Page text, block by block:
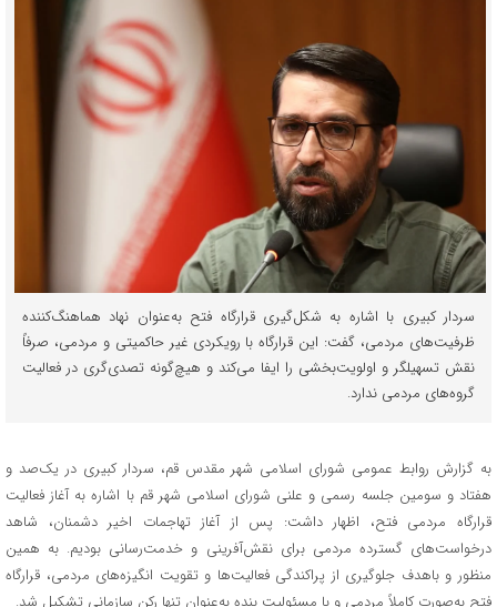
سردار کبیری با اشاره به شکل‌گیری قرارگاه فتح به‌عنوان نهاد هماهنگ‌کننده
ظرفیت‌های مردمی، گفت: این قرارگاه با رویکردی غیر حاکمیتی و مردمی، صرفاً
نقش تسهیلگر و اولویت‌بخشی را ایفا می‌کند و هیچ‌گونه تصدی‌گری در فعالیت
گروه‌های مردمی ندارد.
به گزارش روابط عمومی شورای اسلامی شهر مقدس قم، سردار کبیری در یک‌صد و
هفتاد و سومین جلسه رسمی و علنی شورای اسلامی شهر قم با اشاره به آغاز فعالیت
قرارگاه مردمی فتح، اظهار داشت: پس از آغاز تهاجمات اخیر دشمنان، شاهد
درخواست‌های گسترده مردمی برای نقش‌آفرینی و خدمت‌رسانی بودیم. به همین
منظور و باهدف جلوگیری از پراکندگی فعالیت‌ها و تقویت انگیزه‌های مردمی، قرارگاه
فتح به‌صورت کاملاً مردمی و با مسئولیت بنده به‌عنوان تنها رکن سازمانی تشکیل شد.